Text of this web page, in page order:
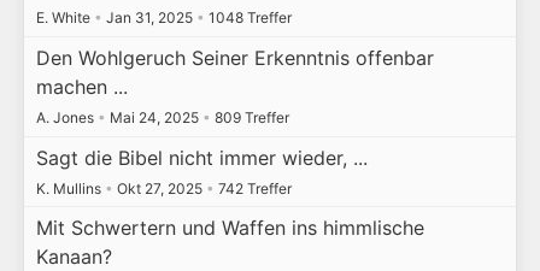
E. White • Jan 31, 2025 • 1048 Treffer
Den Wohlgeruch Seiner Erkenntnis offenbar
machen ...
A. Jones • Mai 24, 2025 • 809 Treffer
Sagt die Bibel nicht immer wieder, ...
K. Mullins • Okt 27, 2025 • 742 Treffer
Mit Schwertern und Waffen ins himmlische
Kanaan?